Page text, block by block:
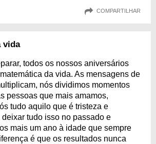
COMPARTILHAR
vida
todos os nossos aniversários
da vida. As mensagens de
nós dividimos momentos
pessoas que mais amamos,
tudo aquilo que é tristeza e
tudo isso no passado e
mais um ano à idade que sempre
é que os resultados nunca